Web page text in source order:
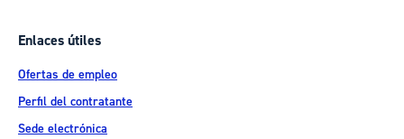
Enlaces útiles
Ofertas de empleo
Perfil del contratante
Sede electrónica